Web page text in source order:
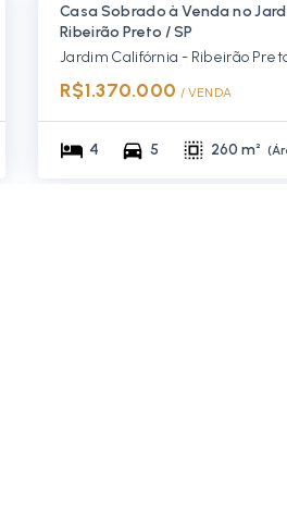
Casa Sobrado à Venda no
Ribeirão Preto / SP
Jardim Califórnia - Ribeirão
R$1.370.000 / VENDA
4 5 260 m² (